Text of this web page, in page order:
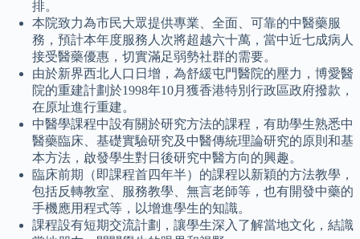
排。
本院致力為市民大眾提供專業、全面、可靠的中醫藥服
務，預計本年度服務人次將超越六十萬，當中近七成病人
接受醫藥優惠，切實滿足弱勢社群的需要。
由於新界西北人口日增，為舒緩屯門醫院的壓力，博愛醫
院的重建計劃於1998年10月獲香港特別行政區政府撥款，
在原址進行重建。
中醫學課程中設有關於研究方法的課程，有助學生熟悉中
醫藥臨床、基礎實驗研究及中醫傳統理論研究的原則和基
本方法，啟發學生對日後研究中醫方向的興趣。
臨床前期（即課程首四年半）的課程以新穎的方法教學，
包括反轉教室、服務教學、無言老師等，也有開發中藥的
手機應用程式等，以增進學生的知識。
課程設有短期交流計劃，讓學生深入了解當地文化，結識